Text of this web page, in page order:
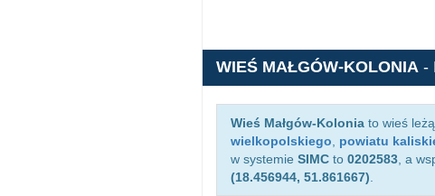
WIEŚ MAŁGÓW-KOLONIA -
Wieś Małgów-Kolonia to wieś
wielkopolskiego
powiatu
w systemie SIMC to 0202583 , a
(18.456944, 51.861667)